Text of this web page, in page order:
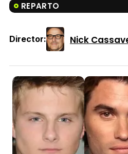
REPARTO
Director: Nick